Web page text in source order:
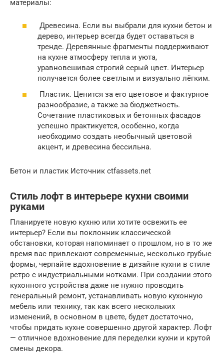
материалы:
Древесина. Если вы выбрали для кухни бетон и
дерево, интерьер всегда будет оставаться в
тренде. Деревянные фрагменты поддерживают
на кухне атмосферу тепла и уюта,
уравновешивая строгий серый цвет. Интерьер
получается более светлым и визуально лёгким.
Пластик. Ценится за его цветовое и фактурное
разнообразие, а также за бюджетность.
Сочетание пластиковых и бетонных фасадов
успешно практикуется, особенно, когда
необходимо создать необычный цветовой
акцент, и древесина бессильна.
Бетон и пластик Источник ctfassets.net
Стиль лофт в интерьере кухни своими
руками
Планируете новую кухню или хотите освежить ее
интерьер? Если вы поклонник классической
обстановки, которая напоминает о прошлом, но в то же
время вас привлекают современные, несколько грубые
формы, черпайте вдохновение в дизайне кухни в стиле
ретро с индустриальными нотками. При создании этого
кухонного устройства даже не нужно проводить
генеральный ремонт, устанавливать новую кухонную
мебель или технику, так как всего нескольких
изменений, в основном в цвете, будет достаточно,
чтобы придать кухне совершенно другой характер. Лофт
— отличное вдохновение для переделки кухни и крутой
смены декора.